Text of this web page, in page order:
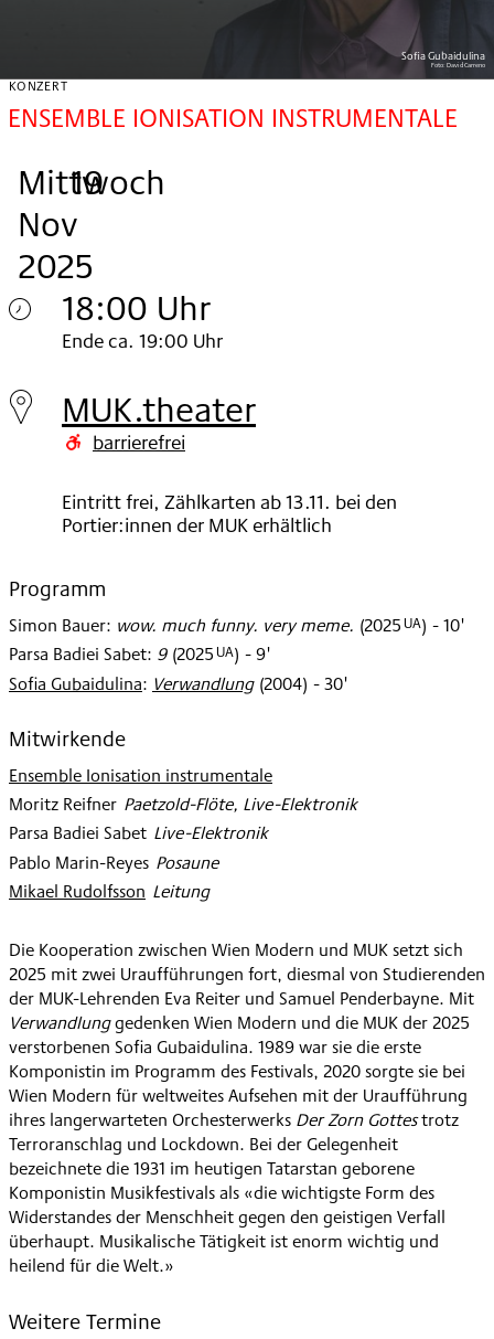
Sofia Gubaidulina
Foto: David Carreno
KONZERT
ENSEMBLE IONISATION INSTRUMENTALE
Mittwoch
, 19
.
Nov
2025
.
18:00 Uhr
Mittwoch
19.
Nov
Ende ca. 19:00 Uhr
MUK.theater
barrierefrei
Eintritt frei, Zählkarten ab 13.11. bei den
Portier:innen der MUK erhältlich
Programm
Simon Bauer: wow. much funny. very meme. (2025 UA) - 10'
Parsa Badiei Sabet: 9 (2025 UA) - 9'
Sofia Gubaidulina: Verwandlung (2004) - 30'
Mitwirkende
Ensemble Ionisation instrumentale
Moritz Reifner
: Paetzold-Flöte, Live-Elektronik
Parsa Badiei Sabet
: Live-Elektronik
Pablo Marin-Reyes
: Posaune
Mikael Rudolfsson: Leitung
Die Kooperation zwischen Wien Modern und MUK setzt sich
2025 mit zwei Uraufführungen fort, diesmal von Studierenden
der MUK-Lehrenden Eva Reiter und Samuel Penderbayne. Mit
Verwandlunggedenken Wien Modern und die MUK der 2025
verstorbenen Sofia Gubaidulina. 1989 war sie die erste
Komponistin im Programm des Festivals, 2020 sorgte sie bei
Wien Modern für weltweites Aufsehen mit der Uraufführung
ihres langerwarteten Orchesterwerks Der Zorn Gottestrotz
Terroranschlag und Lockdown. Bei der Gelegenheit
bezeichnete die 1931 im heutigen Tatarstan geborene
Komponistin Musikfestivals als «die wichtigste Form des
Widerstandes der Menschheit gegen den geistigen Verfall
überhaupt. Musikalische Tätigkeit ist enorm wichtig und
heilend für die Welt.»
Weitere Termine